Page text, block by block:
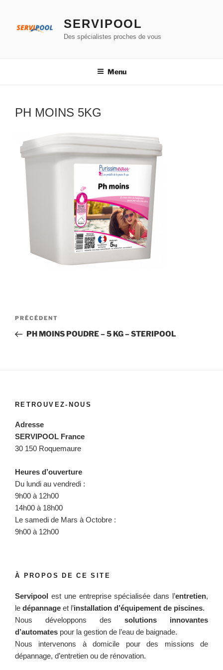
contenu
SERVIPOOL
Des spécialistes proches de vous
Menu
PH MOINS 5KG
Navigation
l’article
Article
précédent
PRÉCÉDENT
PH MOINS POUDRE – 5 KG – STERIPOOL
RETROUVEZ-NOUS
Adresse
SERVIPOOL France
30 150 Roquemaure
Heures d’ouverture
Du lundi au vendredi :
9h00 à 12h00
14h00 à 18h00
Le samedi de Mars à Octobre :
9h00 à 12h00
À PROPOS DE CE SITE
Servipool est une entreprise spécialisée dans l’entretien,
le dépannage et l’installation d’équipement de piscines.
Nous développons des solutions innovantes
d’automates pour la gestion de l’eau de baignade.
Nous intervenons à domicile pour des missions de
dépannage, d’entretien ou de rénovation.